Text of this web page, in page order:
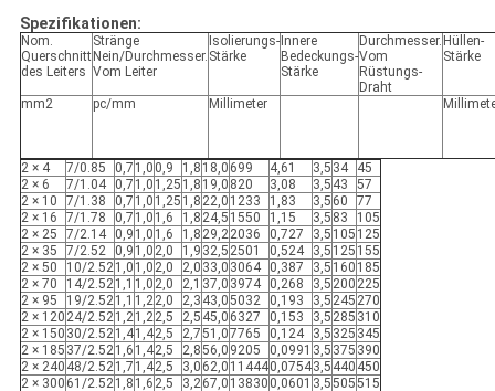
Spezifikationen:
Nom.
Querschnitt
des Leiters
Stränge
Nein/Durchmesser.
Vom Leiter
Isolierungs-
Stärke
Innere
Bedeckungs-
Stärke
Durchmesser.
Vom
Rüstungs-
Draht
Hüllen-
Stärke
mm2 pc/mm Millimeter
2 × 4 7/0.85 0,7 1,0 0,9 1,8 18,0 699 4,61 3,5 34
45
2 × 6
7/1.04 0,7 1,0 1,25 1,8 19,0 820 3,08 3,5 43
57
2 × 10
7/1.38 0,7 1,0 1,25 1,8 22,0 1233 1,83 3,5 60
77
2 × 16
7/1.78 0,7 1,0 1,6 1,8 24,5 1550 1,15 3,5 83
105
2 × 25
7/2.14 0,9 1,0 1,6 1,8 29,22036 0,727 3,5 105 125
2 × 35
7/2.52 0,9 1,0 2,0 1,9 32,5 2501 0,524 3,5 125 155
2 × 50
10/2.521,0 1,0 2,0 2,0 33,0 3064 0,387 3,5 160 185
2 × 70
14/2.521,1 1,0 2,0 2,1 37,0 3974 0,268 3,5 200 225
2 × 95
19/2.521,1 1,22,0 2,3 43,05032 0,193 3,5 245 270
2 × 120 24/2.521,21,22,5 2,5 45,0 6327 0,153 3,5 285 310
2 × 150 30/2.521,41,42,5 2,751,07765 0,124 3,5 325 345
2 × 185 37/2.521,6 1,42,5 2,856,0 9205 0,0991 3,5 375 390
2 × 240 48/2.521,7 1,42,5 3,0 62,0 114440,07543,5 440 450
2 × 300 61/2.521,8 1,6 2,5 3,267,0 13830 0,0601 3,5505515